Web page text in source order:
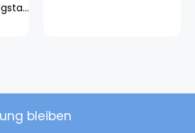
Asus Notebook Dockingstation 90XB08FN-BPW000
bleiben